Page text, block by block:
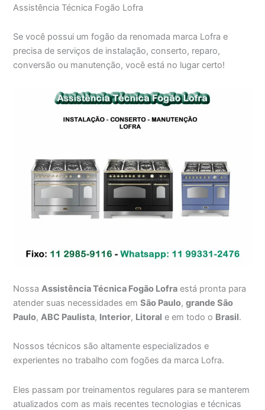
Assistência Técnica Fogão Lofra
Se você possui um fogão da renomada marca Lofra e
precisa de serviços de instalação, conserto, reparo,
conversão ou manutenção, você está no lugar certo!
NossaAssistência Técnica Fogão Lofra está pronta para
atender suas necessidades emSão Paulo,grande São
Paulo,ABC Paulista, Interior, Litoral e em todo o Brasil.
Nossos técnicos são altamente especializados e
experientes no trabalho com fogões da marca Lofra.
Eles passam por treinamentos regulares para se manterem
atualizados com as mais recentes tecnologias e técnicas